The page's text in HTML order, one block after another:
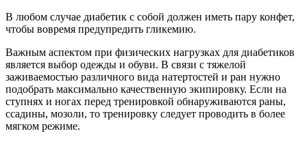
В любом случае диабетик с собой должен иметь пару конфет,
чтобы вовремя предупредить гликемию.
Важным аспектом при физических нагрузках для диабетиков
является выбор одежды и обуви. В связи с тяжелой
заживаемостью различного вида натертостей и ран нужно
подобрать максимально качественную экипировку. Если на
ступнях и ногах перед тренировкой обнаруживаются раны,
ссадины, мозоли, то тренировку следует проводить в более
мягком режиме.